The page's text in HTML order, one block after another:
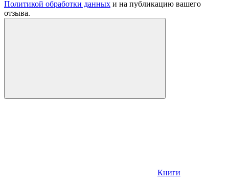
Политикой обработки данных и на публикацию вашего
отзыва.
Книги